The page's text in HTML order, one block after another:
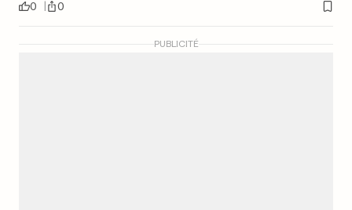
0 0
PUBLICITÉ